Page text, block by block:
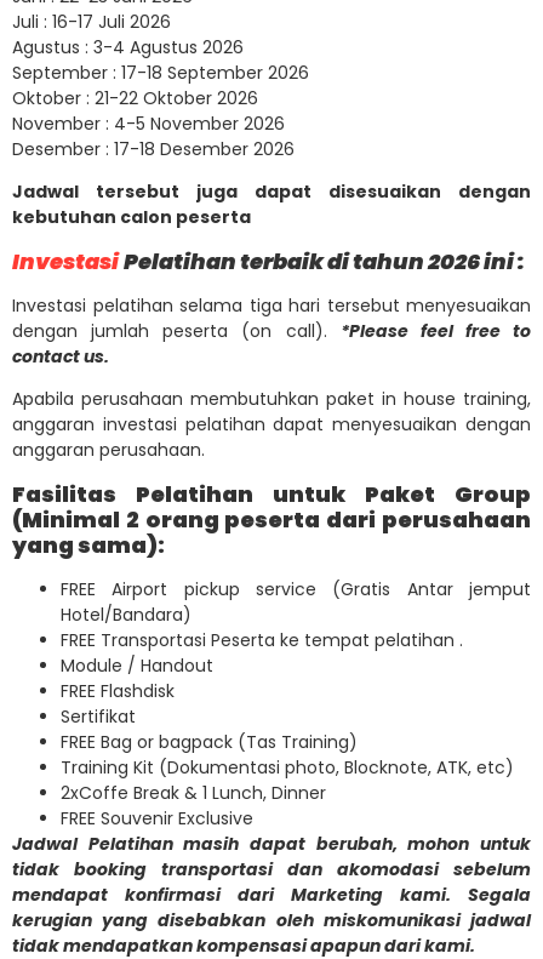
Juli : 16-17 Juli 2026
Agustus : 3-4 Agustus 2026
September : 17-18 September 2026
Oktober : 21-22 Oktober 2026
November : 4-5 November 2026
Desember : 17-18 Desember 2026
Jadwal tersebut juga dapat disesuaikan dengan
kebutuhan calon peserta
InvestasiPelatihan terbaik di tahun 2026 ini :
Investasi pelatihan selama tiga hari tersebut menyesuaikan
dengan jumlah peserta (on call). *Please feel free to
contact us.
Apabila perusahaan membutuhkan paket in house training,
anggaran investasi pelatihan dapat menyesuaikan dengan
anggaran perusahaan.
Fasilitas Pelatihan untuk Paket Group
(Minimal 2 orang peserta dari perusahaan
yang sama):
FREE Airport pickup service (Gratis Antar jemput
Hotel/Bandara)
FREE Transportasi Peserta ke tempat pelatihan .
Module / Handout
FREE Flashdisk
Sertifikat
FREE Bag or bagpack (Tas Training)
Training Kit (Dokumentasi photo, Blocknote, ATK, etc)
2xCoffe Break & 1 Lunch, Dinner
FREE Souvenir Exclusive
Jadwal Pelatihan masih dapat berubah, mohon untuk
tidak booking transportasi dan akomodasi sebelum
mendapat konfirmasi dari Marketing kami. Segala
kerugian yang disebabkan oleh miskomunikasi jadwal
tidak mendapatkan kompensasi apapun dari kami.